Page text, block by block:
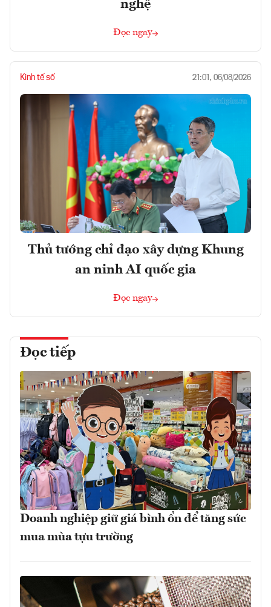
nghệ
Đọc ngay
Kinh tế số 21:01, 06/08/2026
Thủ tướng chỉ đạo xây dựng Khung
an ninh AI quốc gia
Đọc ngay
Đọc tiếp
Doanh nghiệp giữ giá bình ổn để tăng sức
mua mùa tựu trường